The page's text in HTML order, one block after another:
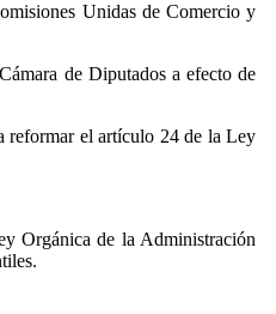
Unidas de Comercio y
de Diputados a efecto de
reformar el artículo 24 de la Ley
Orgánica de la Administración